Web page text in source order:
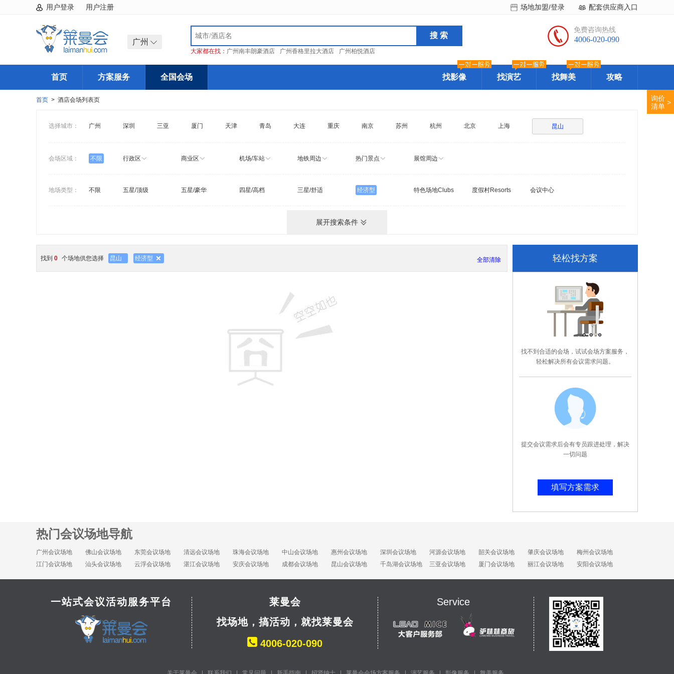
用户登录 用户注册 配套供应商入口
场地加盟/登录
广州
大家都在找： 广州南丰朗豪酒店 广州香格里拉大酒店 广州柏悦酒店
免费咨询热线
4006-020-090
首页 方案服务 全国会场 找影像 找演艺 找舞美 攻略
首页 > 酒店会场列表页
选择城市： 广州 深圳 三亚 厦门 天津 青岛 大连 重庆 南京 苏州 杭州 北京 上海 昆山
会场区域： 不限 行政区 商业区 机场/车站 地铁周边 热门景点 展馆周边
地场类型： 不限 五星/顶级 五星/豪华 四星/高档 三星/舒适 经济型 特色场地Clubs 度假村Resorts 会议中心
展开搜索条件
找到 0 个场地供您选择 昆山 经济型 全部清除 轻松找方案
找不到合适的会场，试试会场方案服务，
轻松解决所有会议需求问题。
提交会议需求后会有专员跟进处理，解决
一切问题
填写方案需求
热门会议场地导航
广州会议场地 佛山会议场地 东莞会议场地 清远会议场地 珠海会议场地 中山会议场地 惠州会议场地 深圳会议场地 河源会议场地 韶关会议场地 肇庆会议场地
梅州会议场地
江门会议场地
汕头会议场地 云浮会议场地 湛江会议场地 安庆会议场地 成都会议场地 昆山会议场地 千岛湖会议场地 三亚会议场地 厦门会议场地 丽江会议场地 安阳会议场地
询价
清单 >
一站式会议活动服务平台
莱曼会
找场地，搞活动，就找莱曼会
4006-020-090
Service